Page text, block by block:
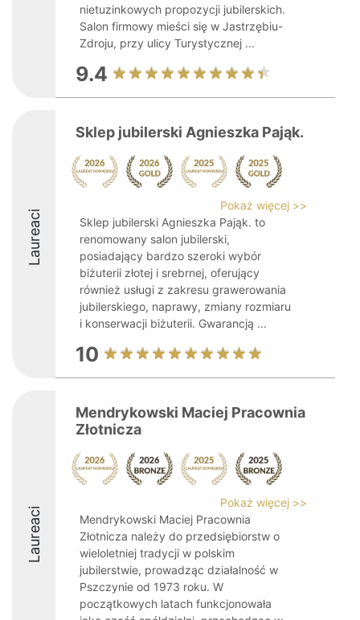
nietuzinkowych propozycji jubilerskich.
Salon firmowy mieści się w Jastrzębiu-
Zdroju, przy ulicy Turystycznej ...
9.4
Laureaci
Sklep jubilerski Agnieszka Pająk.
Pokaż więcej >>
Sklep jubilerski Agnieszka Pająk. to
renomowany salon jubilerski,
posiadający bardzo szeroki wybór
biżuterii złotej i srebrnej, oferujący
również usługi z zakresu grawerowania
jubilerskiego, naprawy, zmiany rozmiaru
i konserwacji biżuterii. Gwarancją ...
10
Laureaci
Mendrykowski Maciej Pracownia
Złotnicza
Pokaż więcej >>
Mendrykowski Maciej Pracownia
Złotnicza należy do przedsiębiorstw o
wieloletniej tradycji w polskim
jubilerstwie, prowadząc działalność w
Pszczynie od 1973 roku. W
początkowych latach funkcjonowała